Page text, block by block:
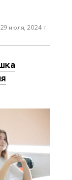
29 июля, 2024 г.